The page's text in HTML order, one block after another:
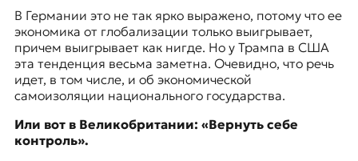
В Германии это не так ярко выражено, потому что ее
экономика от глобализации только выигрывает,
причем выигрывает как нигде. Но у Трампа в США
эта тенденция весьма заметна. Очевидно, что речь
идет, в том числе, и об экономической
самоизоляции национального государства.
Или вот в Великобритании: «Вернуть себе
контроль».